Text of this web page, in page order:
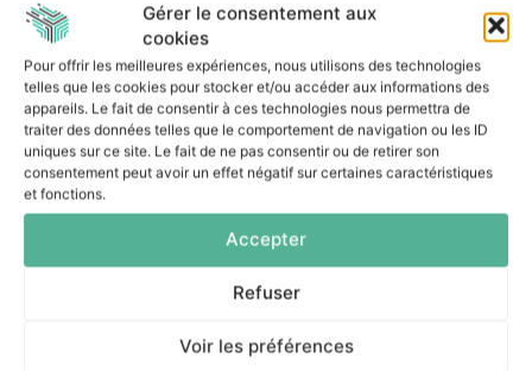
Gérer le consentement aux
cookies
Pour offrir les meilleures expériences, nous utilisons des technologies
telles que les cookies pour stocker et/ou accéder aux informations des
appareils. Le fait de consentir à ces technologies nous permettra de
traiter des données telles que le comportement de navigation ou les ID
uniques sur ce site. Le fait de ne pas consentir ou de retirer son
consentement peut avoir un effet négatif sur certaines caractéristiques
et fonctions.
Accepter
Refuser
Voir les préférences
DSISIONNEL 26 MARS 2026
L’Association des Utilisateurs francophones Oracle
(AUFO) et Shortways, éditeur Saas d’un assistant digital
visant à simplifier l’utilisation des applications
d’entreprises, annoncent la disponibilité de...